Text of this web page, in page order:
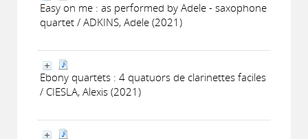
Easy on me : as performed by Adele - saxophone
quartet / ADKINS, Adele (2021)
Ebony quartets : 4 quatuors de clarinettes faciles
/ CIESLA, Alexis (2021)